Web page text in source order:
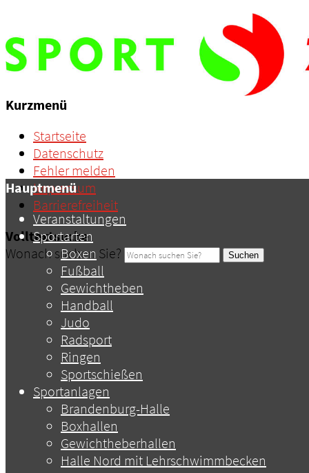
Kurzmenü
Startseite
Datenschutz
Fehler melden
Impressum
Barrierefreiheit
Volltextsuche
Wonach suchen Sie?
Suchen
Hauptmenü
Veranstaltungen
Sportarten
Boxen
Fußball
Gewichtheben
Handball
Judo
Radsport
Ringen
Sportschießen
Sportanlagen
Brandenburg-Halle
Boxhallen
Gewichtheberhallen
Halle Nord mit Lehrschwimmbecken